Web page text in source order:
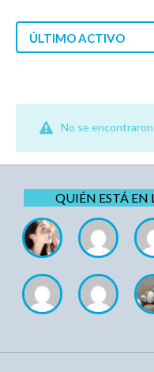
ÚLTIMO ACTIVO
No se
QUIÉN ESTÁ EN